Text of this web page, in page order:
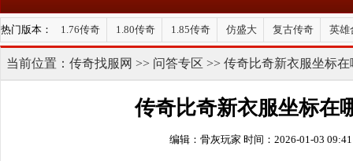
热门版本： 1.76传奇 1.80传奇 1.85传奇 仿盛大 复古传奇 英雄
当前位置： 传奇找服网 >> 问答专区 >> 传奇比奇新衣服坐标在
传奇比奇新衣服坐标在
编辑：骨灰玩家 时间：2026-01-03